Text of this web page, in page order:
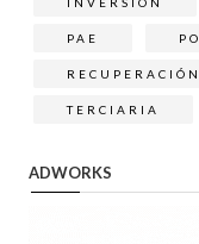
PAE
RECUPERACIÓN
TERCIARIA
ADWORKS